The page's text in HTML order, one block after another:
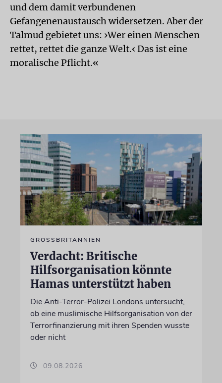
und dem damit verbundenen
Gefangenenaustausch widersetzen. Aber der
Talmud gebietet uns: ›Wer einen Menschen
rettet, rettet die ganze Welt.‹ Das ist eine
moralische Pflicht.«
GROSSBRITANNIEN
Verdacht: Britische
Hilfsorganisation könnte
Hamas unterstützt haben
Die Anti-Terror-Polizei Londons untersucht,
ob eine muslimische Hilfsorganisation von der
Terrorfinanzierung mit ihren Spenden wusste
oder nicht
09.08.2026